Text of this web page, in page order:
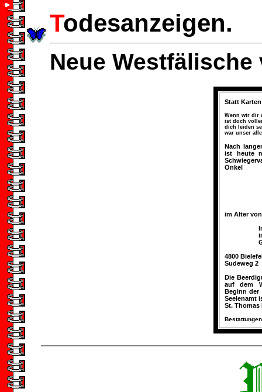
Todesanzeigen.
Neue Westfälische
Statt Karten
Wenn wir dir
ist doch
dich leiden
war unser
Nach
ist heute
Onkel
im Alter
4800
Sudeweg 2
Die
auf dem
Beginn der
Seelenamt
St. Thomas